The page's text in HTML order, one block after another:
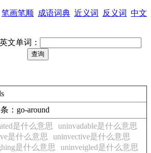
笔画笔顺 成语词典 近义词 反义词 中文
文单词：
：go-around
是什么意思
uninvadable是什么意思
是什么意思
uninvective是什么意思
是什么意思
uninveigled是什么意思